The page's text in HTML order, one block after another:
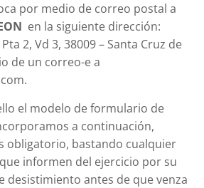
por medio de correo postal a
en la siguiente dirección:
2, Vd 3, 38009 – Santa Cruz de
de un correo-e a
el modelo de formulario de
a continuación,
obligatorio, bastando cualquier
informen del ejercicio por su
desistimiento antes de que venza